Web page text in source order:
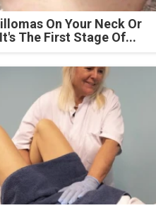
On Your Neck Or
The First Stage Of...